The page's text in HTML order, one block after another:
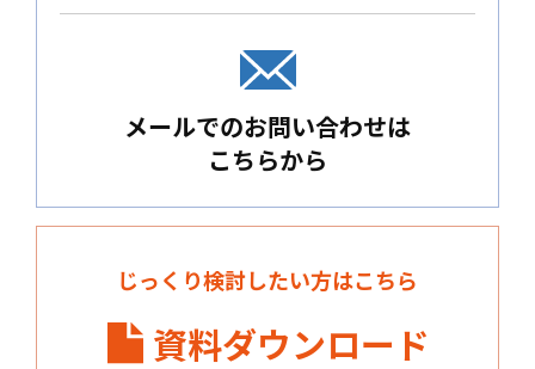
メールでのお問い合わせは
こちらから
じっくり検討したい方はこちら
資料ダウンロード